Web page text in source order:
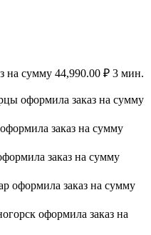
на сумму 44,990.00 ₽ 3 мин.
оформила заказ на сумму
заказ на сумму
заказ на сумму
оформила заказ на сумму
оформила заказ на